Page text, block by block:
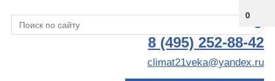
0
8 (495) 252-88-42
climat21veka@yandex.ru